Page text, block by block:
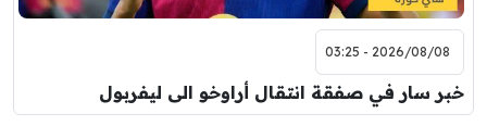
2026/08/08 - 03:25
خبر سار في صفقة انتقال أراوخو الى ليفربول